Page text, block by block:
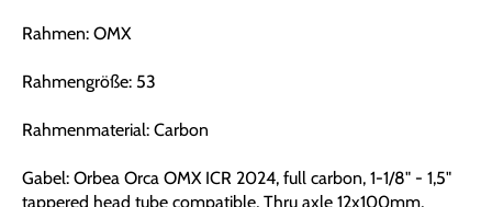
Rahmen: OMX
Rahmengröße: 53
Rahmenmaterial: Carbon
Gabel: Orbea Orca OMX ICR 2024, full carbon, 1-1/8" - 1,5"
tappered head tube compatible, Thru axle 12x100mm,